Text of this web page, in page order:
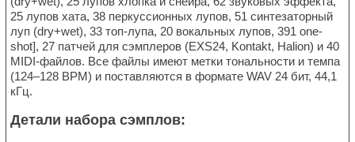
25 лупов хата, 38 перкуссионных лупов, 51 синтезаторный
луп (dry+wet), 33 топ-лупа, 20 вокальных лупов, 391 one-
shot], 27 патчей для сэмплеров (EXS24, Kontakt, Halion) и 40
MIDI-файлов. Все файлы имеют метки тональности и темпа
(124–128 BPM) и поставляются в формате WAV 24 бит, 44,1
кГц.
Детали набора сэмплов: